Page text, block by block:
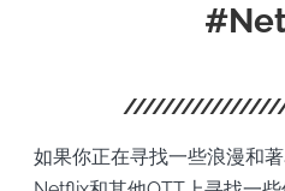
如果你正在寻找一些浪漫和